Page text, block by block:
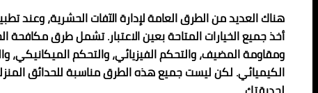
هناك العديد من الطرق العامة لإدارة الآفات الحشرية، وعند
أخذ جميع الخيارات المتاحة بعين الاعتبار. تشمل طرق مكافحة
ومقاومة المضيف، والتحكم الفيزيائي، والتحكم الميكانيكي،
الكيميائي. لكن ليست جميع هذه الطرق مناسبة للحدائق